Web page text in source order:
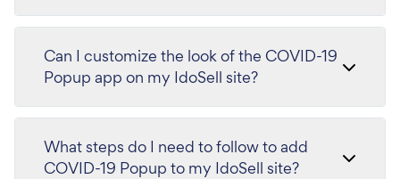
Can I customize the look of the COVID-19
Popup app on my IdoSell site?
What steps do I need to follow to add
COVID-19 Popup to my IdoSell site?